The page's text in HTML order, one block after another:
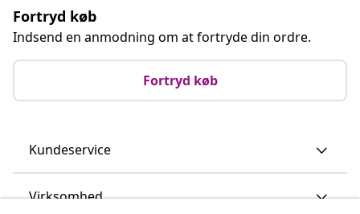
Fortryd køb
Indsend en anmodning om at fortryde din ordre.
Fortryd køb
Kundeservice
Virksomhed